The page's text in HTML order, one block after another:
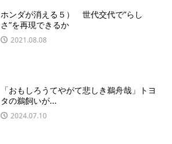
ホンダが消える５） 世代交代で”らし
さ”を再現できるか
2021.08.08
「おもしろうてやがて悲しき鵜舟哉」トヨ
タの鵜飼いが...
2024.07.10